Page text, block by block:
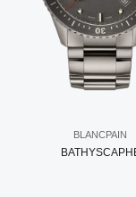
BLANCPAIN